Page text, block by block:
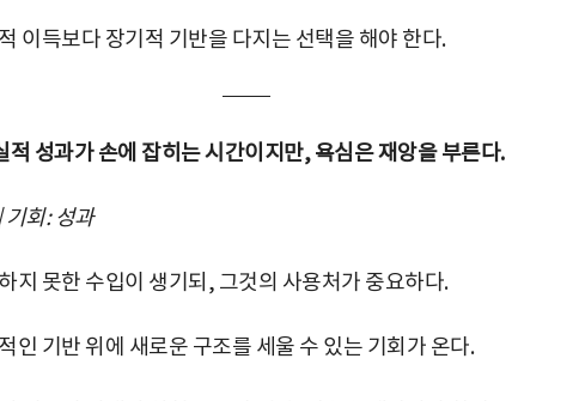
이득보다 장기적 기반을 다지는 선택을 해야 한다.
적 성과가 손에 잡히는 시간이지만, 욕심은 재앙을 부른다.
회: 성과
지 못한 수입이 생기되, 그것의 사용처가 중요하다.
인 기반 위에 새로운 구조를 세울 수 있는 기회가 온다.